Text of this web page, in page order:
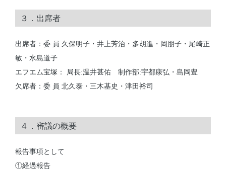
３．出席者
出席者：委 員 久保明子・井上芳治・多胡進・岡朋子・尾崎正
敏・水島道子
エフエム宝塚： 局長:温井甚佑 制作部:宇都康弘・島岡豊
欠席者：委 員 北久泰・三木基史・津田裕司
４．審議の概要
報告事項として
①経過報告